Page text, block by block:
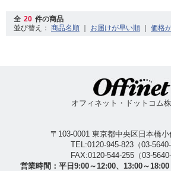
全 20 件の商品
並び替え：
｜ ｜
オフィネット・ドットコム
〒103-0001 東京都中央区日本橋
TEL:0120-945-823 （03-
FAX:0120-544-255（03-5640-
営業時間：平日9:00～12:00、13:00～18:00